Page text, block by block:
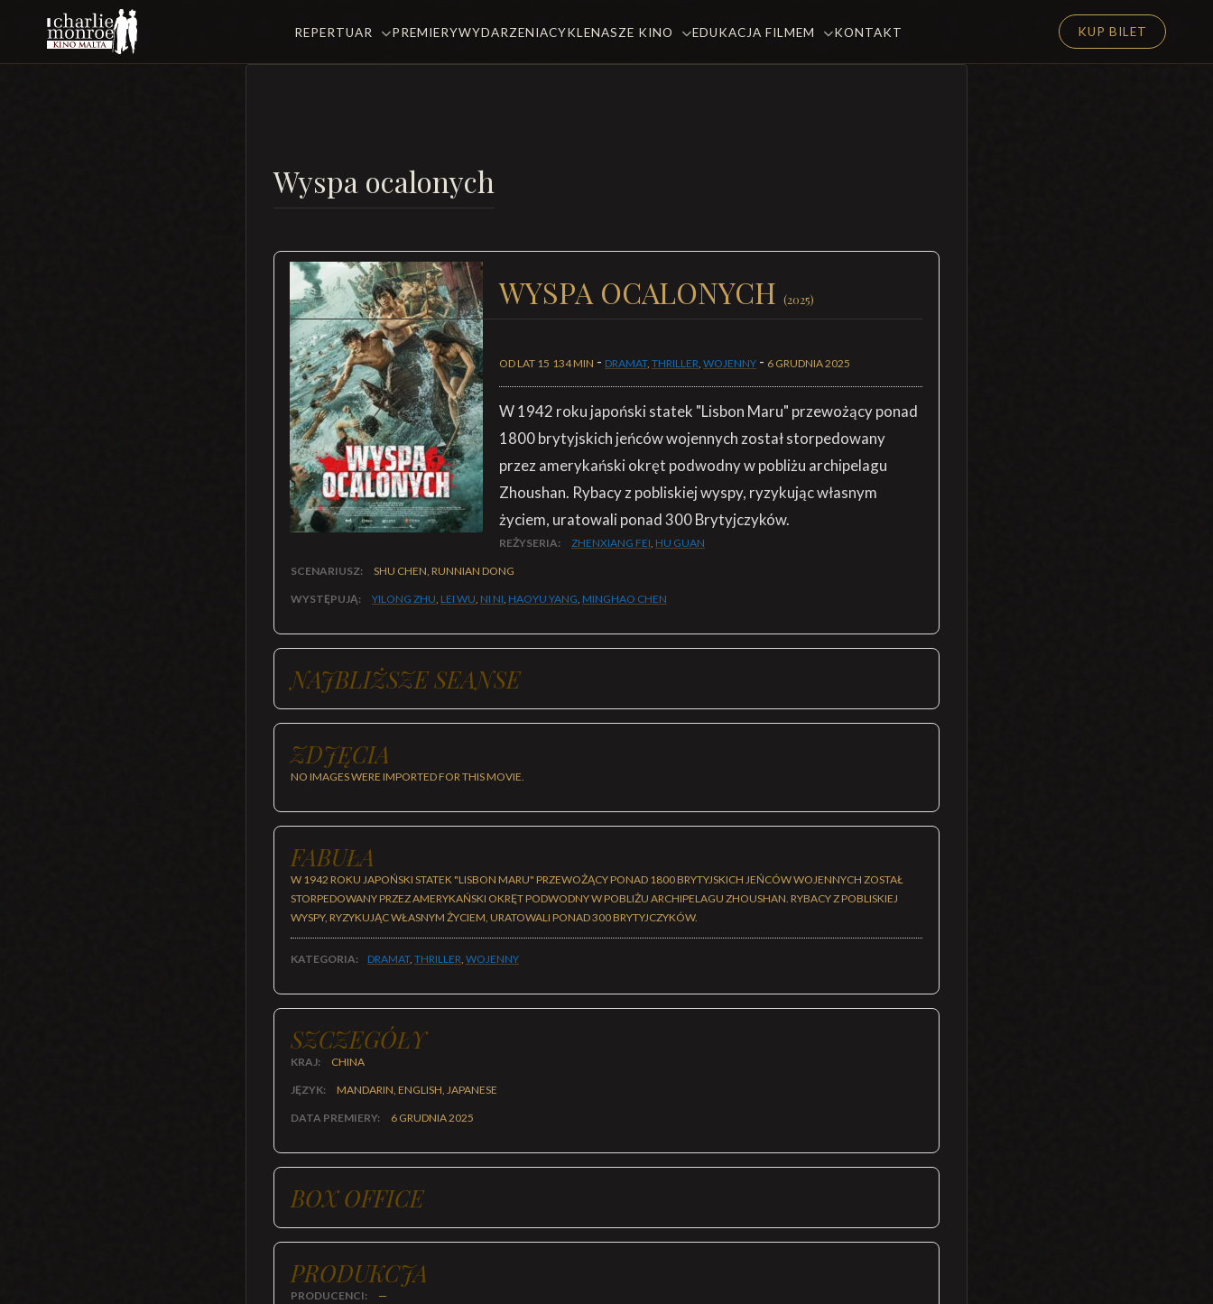
REPERTUAR PREMIERYWYDARZENIACYKLENASZE KINO EDUKACJA FILMEM KONTAKT KUP BILET
Wyspa ocalonych
WYSPA OCALONYCH (2025)
OD LAT 15 134 MIN - DRAMAT, THRILLER, WOJENNY - 6 GRUDNIA 2025
W 1942 roku japoński statek "Lisbon Maru" przewożący ponad
1800 brytyjskich jeńców wojennych został storpedowany
przez amerykański okręt podwodny w pobliżu archipelagu
Zhoushan. Rybacy z pobliskiej wyspy, ryzykując własnym
życiem, uratowali ponad 300 Brytyjczyków.
REŻYSERIA: ZHENXIANG FEI, HU GUAN
SCENARIUSZ: SHU CHEN, RUNNIAN DONG
WYSTĘPUJĄ: YILONG ZHU, LEI WU, NI NI, HAOYU YANG, MINGHAO CHEN
NAJBLIŻSZE SEANSE
ZDJĘCIA
NO IMAGES WERE IMPORTED FOR THIS MOVIE.
FABUŁA
W 1942 ROKU JAPOŃSKI STATEK "LISBON MARU" PRZEWOŻĄCY PONAD 1800 BRYTYJSKICH JEŃCÓW WOJENNYCH ZOSTAŁ
STORPEDOWANY PRZEZ AMERYKAŃSKI OKRĘT PODWODNY W POBLIŻU ARCHIPELAGU ZHOUSHAN. RYBACY Z POBLISKIEJ
WYSPY, RYZYKUJĄC WŁASNYM ŻYCIEM, URATOWALI PONAD 300 BRYTYJCZYKÓW.
KATEGORIA: DRAMAT, THRILLER, WOJENNY
SZCZEGÓŁY
KRAJ: CHINA
JĘZYK: MANDARIN, ENGLISH, JAPANESE
DATA PREMIERY: 6 GRUDNIA 2025
BOX OFFICE
PRODUKCJA
PRODUCENCI: —